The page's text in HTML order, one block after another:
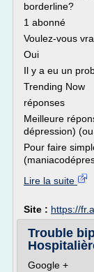
borderline?
1 abonné
Voulez-vous
Oui
Il y a eu un
Trending Now
réponses
Meilleure
dépression)
Pour faire
Lire la suite
Site : https://
Trouble
Google +